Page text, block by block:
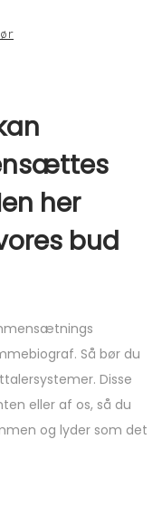
her
bud
Så bør du
Disse
eller af os, så du
og lyder som det